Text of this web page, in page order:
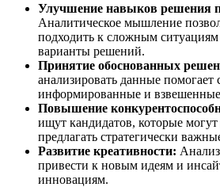
Улучшение навыков решения
Аналитическое мышление
подходить к сложным
варианты решений.
Принятие обоснованных
анализировать данные помогает
информированные и
Повышение
ищут кандидатов, которые
предлагать стратегически
Развитие креативности:
привести к новым идеям и
инновациям.